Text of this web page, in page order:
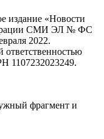
издание «Новости
СМИ ЭЛ № ФС
2022.
ответственностью
1107232023249.
фрагмент и